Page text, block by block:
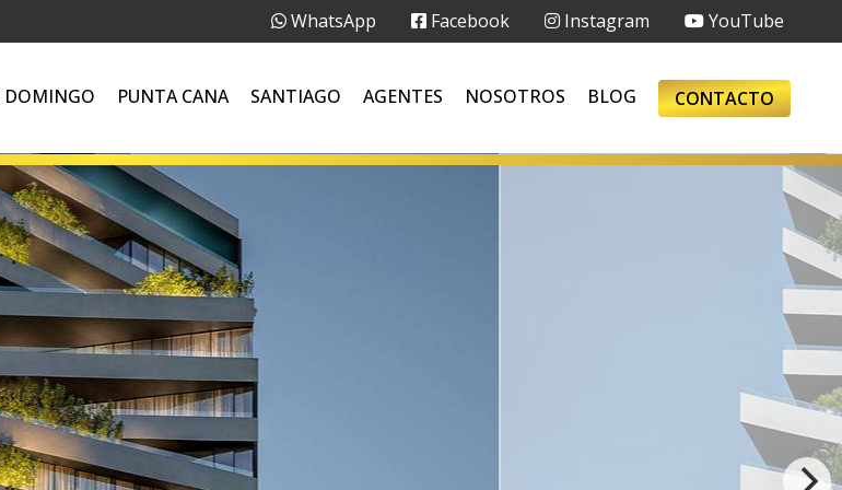
WhatsApp Facebook Instagram YouTube
DOMINGO PUNTA CANA SANTIAGO AGENTES NOSOTROS BLOG CONTACTO